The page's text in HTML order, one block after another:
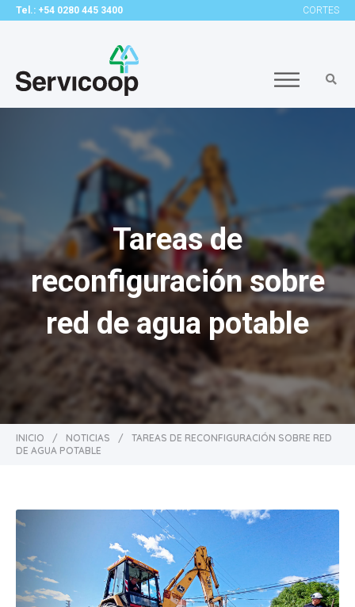
Tel.: +54 0280 445 3400 CORTES
Tareas de
reconfiguración sobre
red de agua potable
INICIO / NOTICIAS /
TAREAS DE RECONFIGURACIÓN SOBRE RED
DE AGUA POTABLE